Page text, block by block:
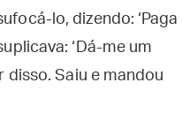
lo, dizendo: ‘Paga
‘Dá-me um
disso. Saiu e mandou